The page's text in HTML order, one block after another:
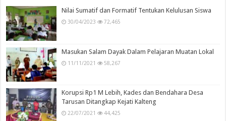
Nilai Sumatif dan Formatif Tentukan Kelulusan Siswa
30/04/2023 72,465
Masukan Salam Dayak Dalam Pelajaran Muatan Lokal
11/11/2021 58,267
Korupsi Rp1 M Lebih, Kades dan Bendahara Desa
Tarusan Ditangkap Kejati Kalteng
22/07/2021 44,425